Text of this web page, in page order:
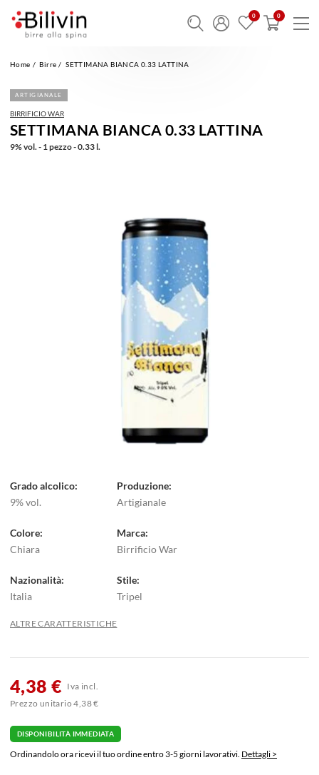
Home Birre SETTIMANA BIANCA 0.33 LATTINA
ARTIGIANALE
BIRRIFICIO WAR
SETTIMANA BIANCA 0.33 LATTINA
9% vol. - 1 pezzo - 0.33 l.
4,38 € Iva incl.
Prezzo unitario 4,38 €
Grado alcolico
9% vol.
Produzione
Artigianale
Colore
Chiara
Marca
Birrificio War
Nazionalità
Italia
Stile
Tripel
ALTRE CARATTERISTICHE
DISPONIBILITÀ IMMEDIATA
Ordinandolo ora ricevi il tuo ordine entro 3-5 giorni lavorativi. Dettagli >